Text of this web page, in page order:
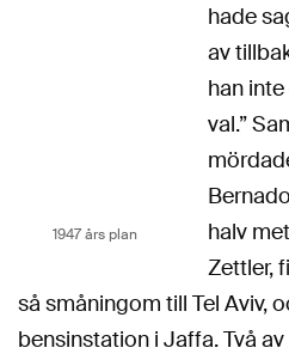
1947 års plan
hade
av
han
val.”
halv
Zettler,
så småningom till Tel Aviv,
bensinstation i Jaffa. Två